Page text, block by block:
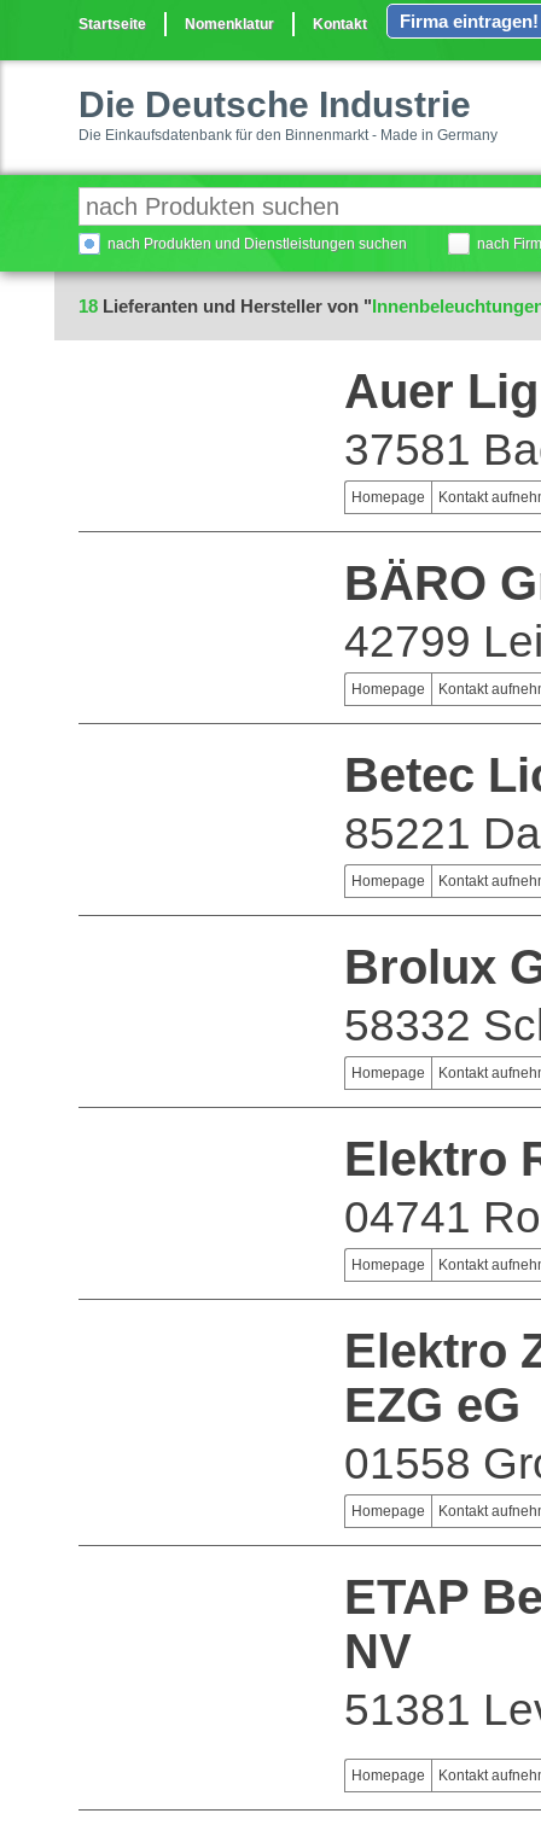
Startseite Nomenklatur Kontakt Firma eintragen!
Die Deutsche Industrie
Die Einkaufsdatenbank für den Binnenmarkt - Made in Germany
nach Produkten und Dienstleistungen suchen nach
18 Lieferanten und Hersteller von "
Auer
37581
Homepage Kontakt
BÄRO
42799
Homepage Kontakt
Betec
85221
Homepage Kontakt
Brolux
58332
Homepage Kontakt
Elektro
04741
Homepage Kontakt
Elektro
EZG eG
01558
Homepage Kontakt
ETAP
NV
51381
Homepage Kontakt